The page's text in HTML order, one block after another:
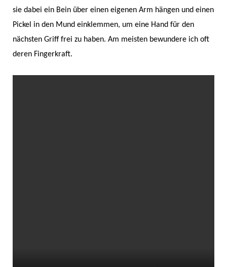
sie dabei ein Bein über einen eigenen Arm hängen und einen
Pickel in den Mund einklemmen, um eine Hand für den
nächsten Griff frei zu haben. Am meisten bewundere ich oft
deren Fingerkraft.